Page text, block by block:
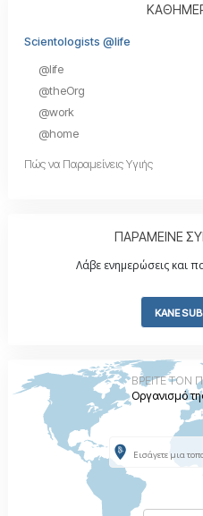
Scientologists @life
@life
@theOrg
@work
@home
Πώς να Παραμείνεις Υγιής
ΠΑΡΑΜΕΙΝΕ
Λάβε ενημερώσεις και
ΚΑΝΕ
ΒΡΕΙΤΕ ΤΟΝ
Οργανισμό